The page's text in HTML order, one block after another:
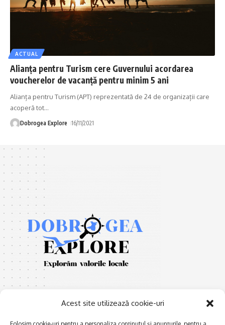
Acest site utilizează cookie-uri
ACTUAL
Alianța pentru Turism cere Guvernului acordarea
voucherelor de vacanță pentru minim 5 ani
Alianța pentru Turism (APT) reprezentată de 24 de organizații care
acoperă tot…
Dobrogea Explore 16/11/2021